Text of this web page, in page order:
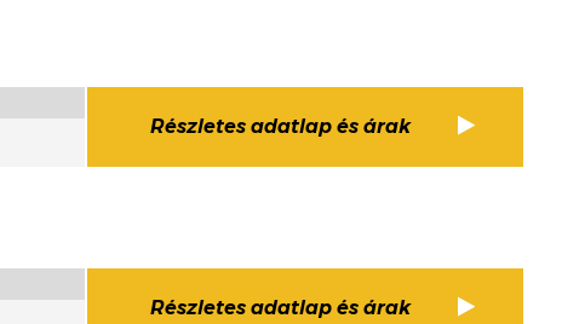
Részletes adatlap és árak
Részletes adatlap és árak